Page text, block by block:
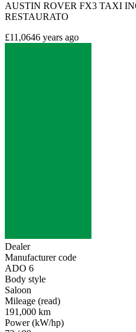
AUSTIN ROVER FX3 TAXI
RESTAURATO
£11,0646 years ago
Dealer
Manufacturer code
ADO 6
Body style
Saloon
Mileage (read)
191,000 km
Power (kW/hp)